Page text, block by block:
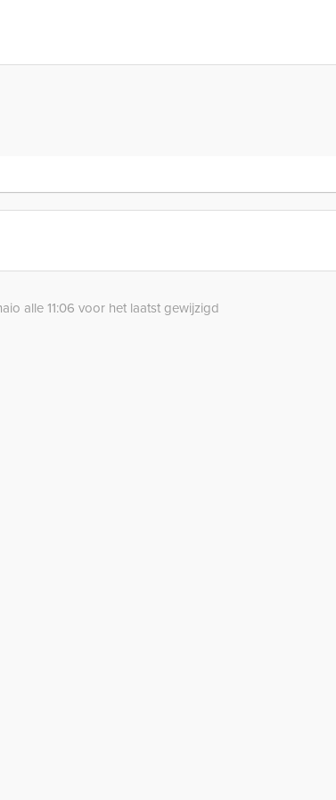
alle 11:06 voor het laatst gewijzigd